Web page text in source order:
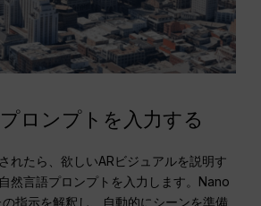
ロンプトを入力する
れたら、欲しいARビジュアルを説明す
然言語プロンプトを入力します。Nano
指示を解釈し、自動的にシーンを準備